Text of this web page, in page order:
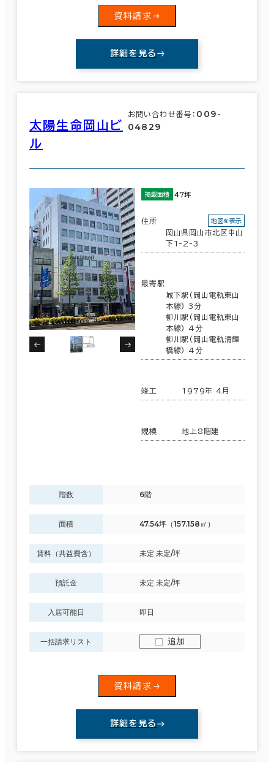
資料請求
詳細を見る
太陽生命岡山ビ
ル
お問い合わせ番号： 009-
04829
掲載面積 47坪
住所
岡山県岡山市北区中山
下1-2-3
地図を表示
最寄駅
城下駅(岡山電軌東山
本線) 3分
柳川駅(岡山電軌東山
本線) 4分
柳川駅(岡山電軌清輝
橋線) 4分
竣工 1979年 4月
規模 地上8階建
階数 6階
面積 47.54坪（157.158㎡）
賃料（共益費含） 未定 未定/坪
預託金 未定 未定/坪
入居可能日 即日
一括請求リスト 追加
資料請求
詳細を見る